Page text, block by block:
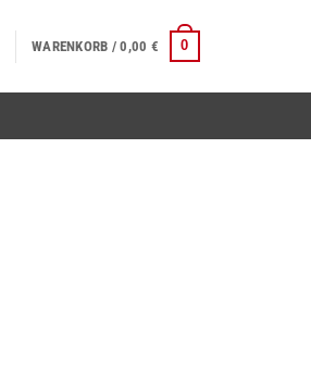
WARENKORB /0,00 € 0